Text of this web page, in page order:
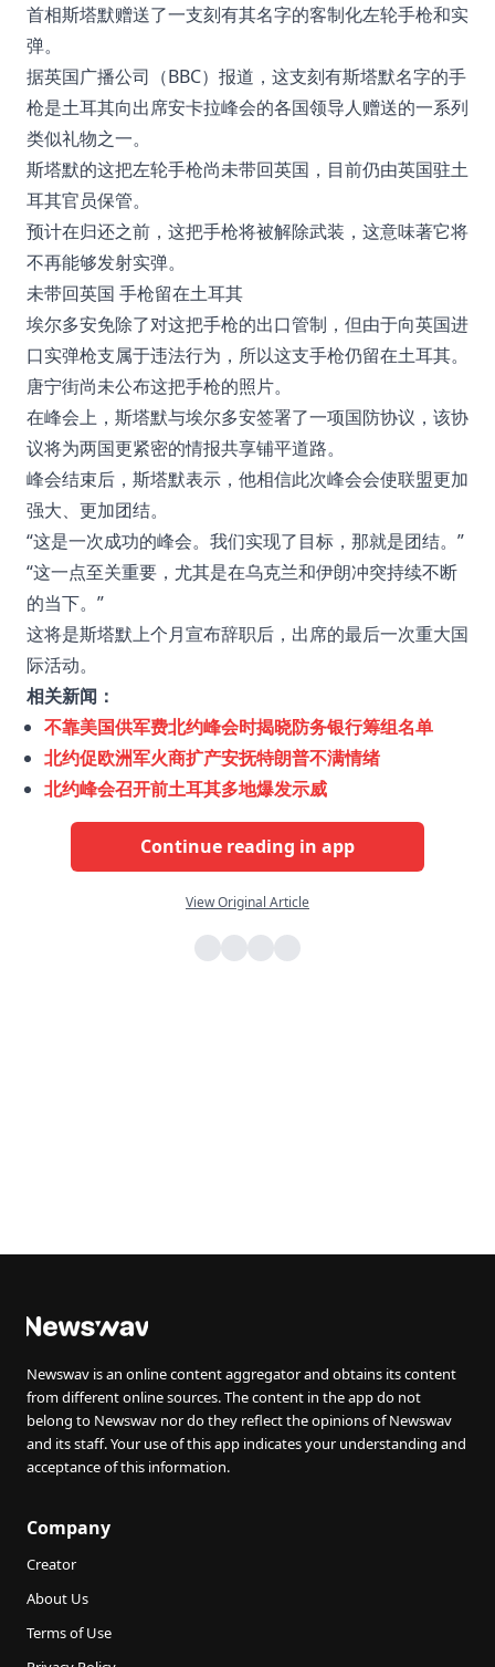
首相斯塔默赠送了一支刻有其名字的客制化左轮手枪和实
弹。
据英国广播公司（BBC）报道，这支刻有斯塔默名字的手
枪是土耳其向出席安卡拉峰会的各国领导人赠送的一系列
类似礼物之一。
斯塔默的这把左轮手枪尚未带回英国，目前仍由英国驻土
耳其官员保管。
预计在归还之前，这把手枪将被解除武装，这意味著它将
不再能够发射实弹。
未带回英国 手枪留在土耳其
埃尔多安免除了对这把手枪的出口管制，但由于向英国进
口实弹枪支属于违法行为，所以这支手枪仍留在土耳其。
唐宁街尚未公布这把手枪的照片。
在峰会上，斯塔默与埃尔多安签署了一项国防协议，该协
议将为两国更紧密的情报共享铺平道路。
峰会结束后，斯塔默表示，他相信此次峰会会使联盟更加
强大、更加团结。
“这是一次成功的峰会。我们实现了目标，那就是团结。”
“这一点至关重要，尤其是在乌克兰和伊朗冲突持续不断
的当下。”
这将是斯塔默上个月宣布辞职后，出席的最后一次重大国
际活动。
相关新闻：
不靠美国供军费北约峰会时揭晓防务银行筹组名单
北约促欧洲军火商扩产安抚特朗普不满情绪
北约峰会召开前土耳其多地爆发示威
Continue reading in app
View Original Article
Newswav is an online content aggregator and obtains its content
from different online sources. The content in the app do not
belong to Newswav nor do they reflect the opinions of Newswav
and its staff. Your use of this app indicates your understanding and
acceptance of this information.
Company
Creator
About Us
Terms of Use